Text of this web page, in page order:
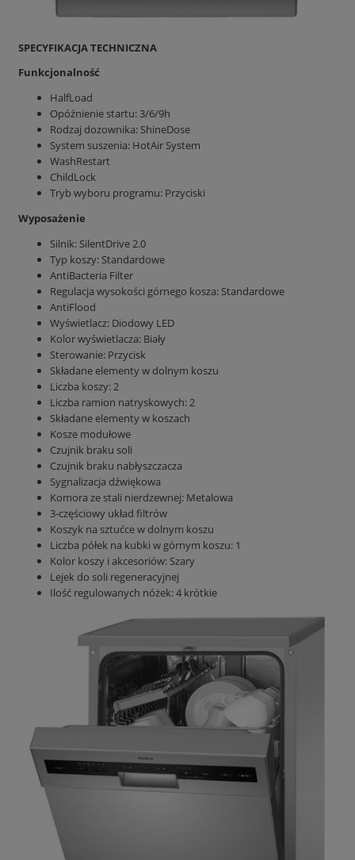
SPECYFIKACJA TECHNICZNA
Funkcjonalność
HalfLoad
Opóźnienie startu: 3/6/9h
Rodzaj dozownika: ShineDose
System suszenia: HotAir System
WashRestart
ChildLock
Tryb wyboru programu: Przyciski
Wyposażenie
Silnik: SilentDrive 2.0
Typ koszy: Standardowe
AntiBacteria Filter
Regulacja wysokości górnego kosza: Standardowe
AntiFlood
Wyświetlacz: Diodowy LED
Kolor wyświetlacza: Biały
Sterowanie: Przycisk
Składane elementy w dolnym koszu
Liczba koszy: 2
Liczba ramion natryskowych: 2
Składane elementy w koszach
Kosze modułowe
Czujnik braku soli
Czujnik braku nabłyszczacza
Sygnalizacja dźwiękowa
Komora ze stali nierdzewnej: Metalowa
3-częściowy układ filtrów
Koszyk na sztućce w dolnym koszu
Liczba półek na kubki w górnym koszu: 1
Kolor koszy i akcesoriów: Szary
Lejek do soli regeneracyjnej
Ilość regulowanych nóżek: 4 krótkie